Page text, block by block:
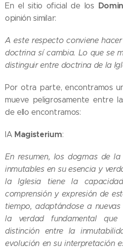
En el sitio oficial de los
opinión similar:
A este respecto conviene
doctrina sí cambia. Lo que se
distinguir entre doctrina de la
Por otra parte, encontramos
mueve peligrosamente entre
de ello encontramos:
IA Magisterium:
En resumen, los dogmas de
inmutables en su esencia y
la Iglesia tiene la
comprensión y expresión de
tiempo, adaptándose a
la verdad fundamental que
distinción entre la
evolución en su interpretación